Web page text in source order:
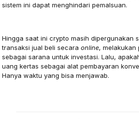
sistem ini dapat menghindari pemalsuan.
Hingga saat ini crypto masih dipergunakan
transaksi jual beli secaraonline, melakukan
sebagai sarana untuk investasi. Lalu,
uang kertas sebagai alat pembayaran
Hanya waktu yang bisa menjawab.